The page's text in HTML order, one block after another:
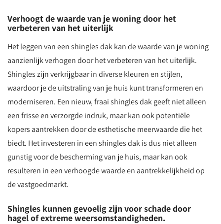
Verhoogt de waarde van je woning door het
verbeteren van het uiterlijk
Het leggen van een shingles dak kan de waarde van je woning
aanzienlijk verhogen door het verbeteren van het uiterlijk.
Shingles zijn verkrijgbaar in diverse kleuren en stijlen,
waardoor je de uitstraling van je huis kunt transformeren en
moderniseren. Een nieuw, fraai shingles dak geeft niet alleen
een frisse en verzorgde indruk, maar kan ook potentiële
kopers aantrekken door de esthetische meerwaarde die het
biedt. Het investeren in een shingles dak is dus niet alleen
gunstig voor de bescherming van je huis, maar kan ook
resulteren in een verhoogde waarde en aantrekkelijkheid op
de vastgoedmarkt.
Shingles kunnen gevoelig zijn voor schade door
hagel of extreme weersomstandigheden.